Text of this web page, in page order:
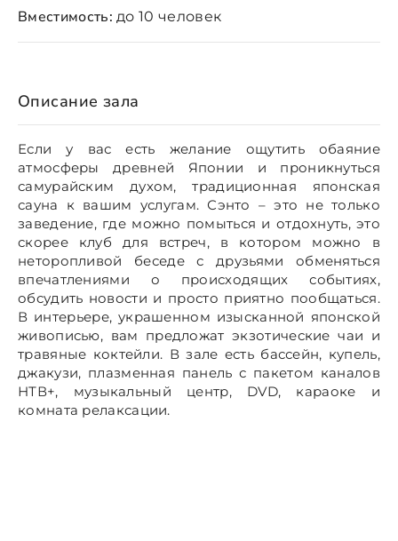
Вместимость: до 10 человек
Описание зала
Если у вас есть желание ощутить обаяние
атмосферы древней Японии и проникнуться
самурайским духом, традиционная японская
сауна к вашим услугам. Сэнто – это не только
заведение, где можно помыться и отдохнуть, это
скорее клуб для встреч, в котором можно в
неторопливой беседе с друзьями обменяться
впечатлениями о происходящих событиях,
обсудить новости и просто приятно пообщаться.
В интерьере, украшенном изысканной японской
живописью, вам предложат экзотические чаи и
травяные коктейли. В зале есть бассейн, купель,
джакузи, плазменная панель с пакетом каналов
НТВ+, музыкальный центр, DVD, караоке и
комната релаксации.